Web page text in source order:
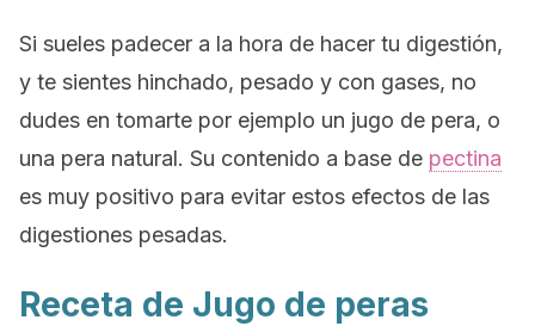
Si sueles padecer a la hora de hacer tu digestión,
y te sientes hinchado, pesado y con gases, no
dudes en tomarte por ejemplo un jugo de pera, o
una pera natural. Su contenido a base de pectina
es muy positivo para evitar estos efectos de las
digestiones pesadas.
Receta de Jugo de peras